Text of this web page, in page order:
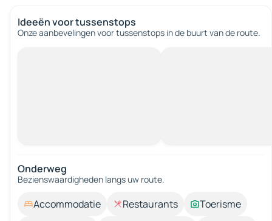
Ideeën voor tussenstops
Onze aanbevelingen voor tussenstops in de buurt van de route.
Onderweg
Bezienswaardigheden langs uw route.
Accommodatie Restaurants
Toerisme